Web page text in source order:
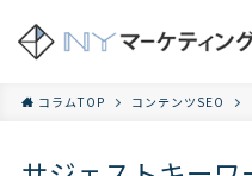
コラムTOP コンテンツSEO